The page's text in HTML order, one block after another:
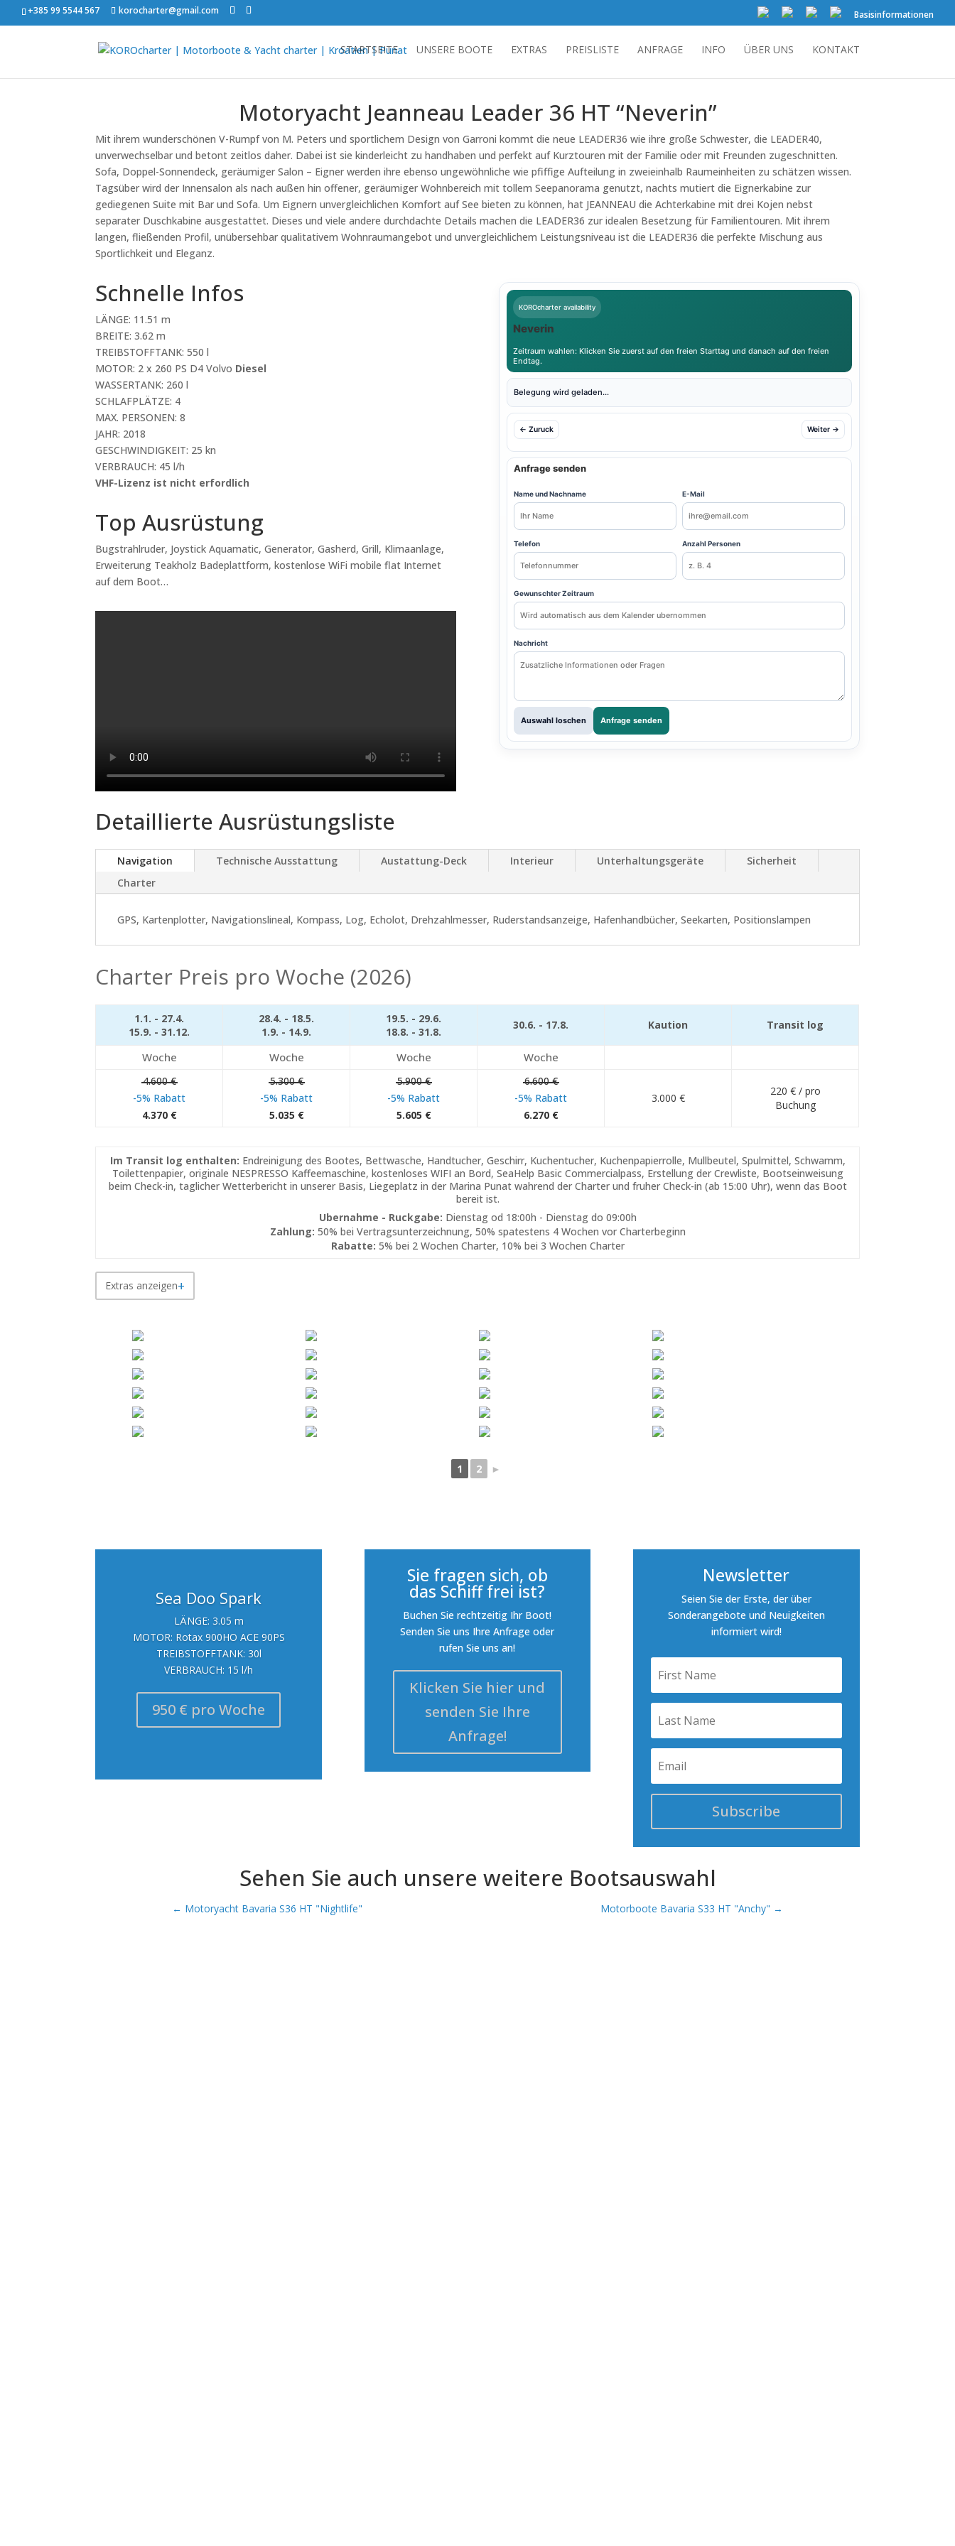
+385 99 5544 567 korocharter@gmail.com Basisinformationen
STARTSEITE UNSERE BOOTE EXTRAS PREISLISTE ANFRAGE INFO ÜBER UNS KONTAKT
Motoryacht Jeanneau Leader 36 HT “Neverin”
Mit ihrem wunderschönen V-Rumpf von M. Peters und sportlichem Design von Garroni kommt die neue LEADER36 wie ihre große Schwester, die LEADER40,
unverwechselbar und betont zeitlos daher. Dabei ist sie kinderleicht zu handhaben und perfekt auf Kurztouren mit der Familie oder mit Freunden zugeschnitten.
Sofa, Doppel-Sonnendeck, geräumiger Salon – Eigner werden ihre ebenso ungewöhnliche wie pfiffige Aufteilung in zweieinhalb Raumeinheiten zu schätzen wissen.
Tagsüber wird der Innensalon als nach außen hin offener, geräumiger Wohnbereich mit tollem Seepanorama genutzt, nachts mutiert die Eignerkabine zur
gediegenen Suite mit Bar und Sofa. Um Eignern unvergleichlichen Komfort auf See bieten zu können, hat JEANNEAU die Achterkabine mit drei Kojen nebst
separater Duschkabine ausgestattet. Dieses und viele andere durchdachte Details machen die LEADER36 zur idealen Besetzung für Familientouren. Mit ihrem
langen, fließenden Profil, unübersehbar qualitativem Wohnraumangebot und unvergleichlichem Leistungsniveau ist die LEADER36 die perfekte Mischung aus
Sportlichkeit und Eleganz.
Schnelle Infos
LÄNGE: 11.51 m
BREITE: 3.62 m
TREIBSTOFFTANK: 550 l
MOTOR: 2 x 260 PS D4 Volvo Diesel
WASSERTANK: 260 l
SCHLAFPLÄTZE: 4
MAX. PERSONEN: 8
JAHR: 2018
GESCHWINDIGKEIT: 25 kn
VERBRAUCH: 45 l/h
VHF-Lizenz ist nicht erfordlich
Top Ausrüstung
Bugstrahlruder, Joystick Aquamatic, Generator, Gasherd, Grill, Klimaanlage,
Erweiterung Teakholz Badeplattform, kostenlose WiFi mobile flat Internet
auf dem Boot…
KOROcharter availability
Neverin
Zeitraum wahlen: Klicken Sie zuerst auf den freien Starttag und danach auf den freien
Endtag.
Belegung wird geladen...
← Zuruck Weiter →
Anfrage senden
Name und Nachname E-Mail
Telefon Anzahl Personen
Gewunschter Zeitraum
Nachricht
Auswahl loschen Anfrage senden
Detaillierte Ausrüstungsliste
Navigation Technische Ausstattung Austattung-Deck Interieur Unterhaltungsgeräte
Sicherheit
Charter
GPS, Kartenplotter, Navigationslineal, Kompass, Log, Echolot, Drehzahlmesser, Ruderstandsanzeige, Hafenhandbücher, Seekarten, Positionslampen
Charter Preis pro Woche (2026)
1.1. - 27.4.
15.9. - 31.12.
28.4. - 18.5.
1.9. - 14.9.
19.5. - 29.6.
18.8. - 31.8.
30.6. - 17.8. Kaution Transit log
Woche Woche Woche Woche
4.600 €
-5% Rabatt
4.370 €
5.300 €
-5% Rabatt
5.035 €
5.900 €
-5% Rabatt
5.605 €
6.600 €
-5% Rabatt
6.270 €
3.000 €
220 € / pro
Buchung
Im Transit log enthalten: Endreinigung des Bootes, Bettwasche, Handtucher, Geschirr, Kuchentucher, Kuchenpapierrolle, Mullbeutel, Spulmittel, Schwamm,
Toilettenpapier, originale NESPRESSO Kaffeemaschine, kostenloses WIFI an Bord, SeaHelp Basic Commercialpass, Erstellung der Crewliste, Bootseinweisung
beim Check-in, taglicher Wetterbericht in unserer Basis, Liegeplatz in der Marina Punat wahrend der Charter und fruher Check-in (ab 15:00 Uhr), wenn das Boot
bereit ist.
Ubernahme - Ruckgabe: Dienstag od 18:00h - Dienstag do 09:00h
Zahlung: 50% bei Vertragsunterzeichnung, 50% spatestens 4 Wochen vor Charterbeginn
Rabatte: 5% bei 2 Wochen Charter, 10% bei 3 Wochen Charter
Extras anzeigen
1 2 ►
Sea Doo Spark
LÄNGE: 3.05 m
MOTOR: Rotax 900HO ACE 90PS
TREIBSTOFFTANK: 30l
VERBRAUCH: 15 l/h
950 € pro Woche
Sie fragen sich, ob
das Schiff frei ist?
Buchen Sie rechtzeitig Ihr Boot!
Senden Sie uns Ihre Anfrage oder
rufen Sie uns an!
Klicken Sie hier und
senden Sie Ihre
Anfrage!
Newsletter
Seien Sie der Erste, der über
Sonderangebote und Neuigkeiten
informiert wird!
Subscribe
Sehen Sie auch unsere weitere Bootsauswahl
← Motoryacht Bavaria S36 HT "Nightlife" Motorboote Bavaria S33 HT "Anchy" →